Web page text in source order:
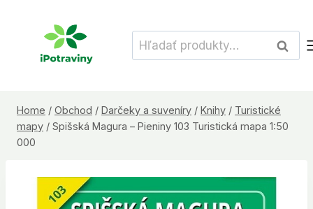
Hľadať:
Home / Obchod / Darčeky a suveníry / Knihy / Turistické
mapy / Spišská Magura – Pieniny 103 Turistická mapa 1:50
000